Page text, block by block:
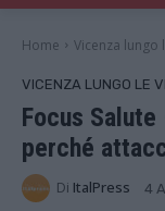
Home Vicenza lungo
VICENZA LUNGO LE
Focus
perché
Di ItalPress 4